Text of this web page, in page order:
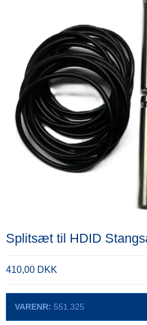
Splitsæt til HDID
410,00 DKK
VARENR: 551.325